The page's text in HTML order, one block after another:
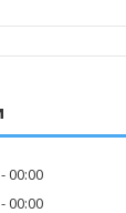
00:00
00:00